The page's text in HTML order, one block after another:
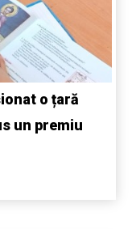
o țară
un premiu